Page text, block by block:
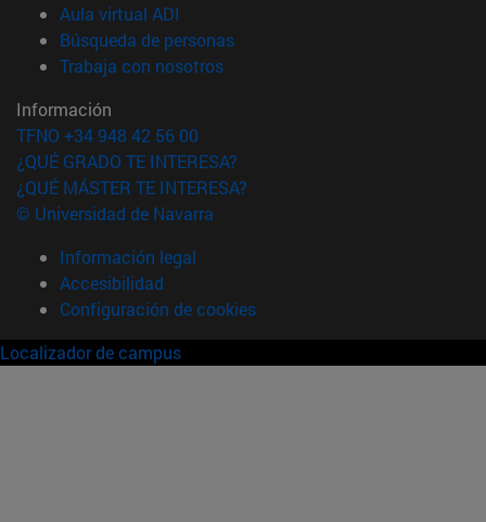
Aula virtual ADI
Búsqueda de personas(abre en nueva ventana)
Trabaja con nosotros(abre en nueva ventana)
Información
TFNO +34 948 42 56 00
¿QUÉ GRADO TE INTERESA?
¿QUÉ MÁSTER TE INTERESA?
© Universidad de Navarra
Información legal
Accesibilidad
Configuración de cookies
Localizador de campus